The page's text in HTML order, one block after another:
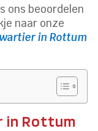
ons beoordelen
naar onze
in Rottum
in Rottum